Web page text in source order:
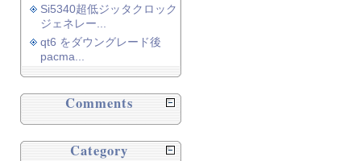
Si5340超低ジッタクロック
ジェネレー...
qt6 をダウングレード後
pacma...
Comments
Category